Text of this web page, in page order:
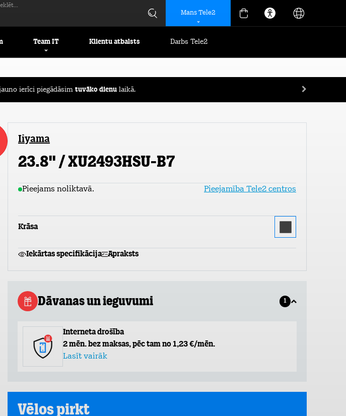
Mans Tele2
Team IT Klientu atbalsts Darbs Tele2
ierīci piegādāsim tuvāko dienu laikā.
Iiyama
23.8" / XU2493HSU-B7
Pieejams noliktavā. Pieejamība Tele2 centros
Krāsa
Iekārtas specifikācija Apraksts
Dāvanas un ieguvumi 1
Interneta drošība
2 mēn. bez maksas, pēc tam no 1,23 €/mēn.
Lasīt vairāk
Vēlos pirkt